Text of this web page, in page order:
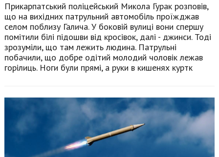
Прикарпатський поліцейський Микола Гурак розповів,
що на вихідних патрульний автомобіль проїжджав
селом поблизу Галича. У боковій вулиці вони спершу
помітили білі підошви від кросівок, далі - джинси. Тоді
зрозуміли, що там лежить людина. Патрульні
побачили, що добре одітий молодий чоловік лежав
горілиць. Ноги були прямі, а руки в кишенях куртк